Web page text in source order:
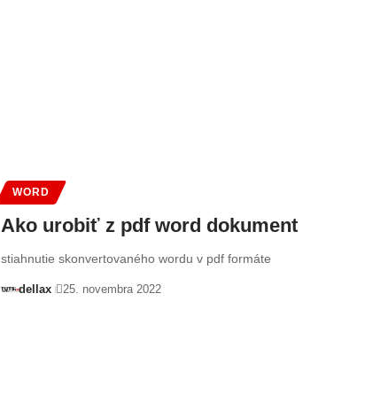
WORD
Ako urobiť z pdf word dokument
stiahnutie skonvertovaného wordu v pdf formáte
dellax 25. novembra 2022